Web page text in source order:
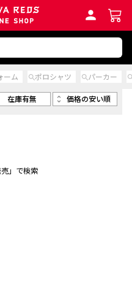
ーム ポロシャツ パーカー
売」で検索
在庫有無 価格の安い順